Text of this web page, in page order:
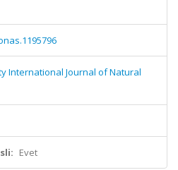
International Journal of Natural
Evet